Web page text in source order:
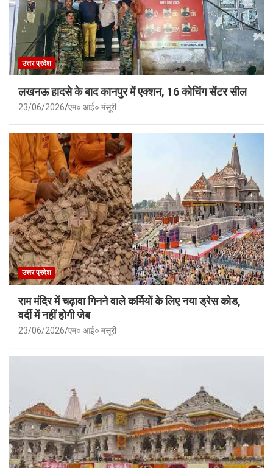
उत्तर प्रदेश
लखनऊ हादसे के बाद कानपुर में एक्शन, 16 कोचिंग सेंटर सील
23/06/2026 एम० आई० मंसूरी
उत्तर प्रदेश
राम मंदिर में चढ़ावा गिनने वाले कर्मियों के लिए नया ड्रेस कोड,
वर्दी में नहीं होगी जेब
23/06/2026 एम० आई० मंसूरी